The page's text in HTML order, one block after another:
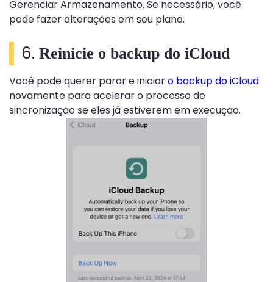
Gerenciar Armazenamento. Se necessário, você
pode fazer alterações em seu plano.
6. Reinicie o backup do iCloud
Você pode querer parar e iniciaro backup do iCloud
novamente para acelerar o processo de
sincronização se eles já estiverem em execução.